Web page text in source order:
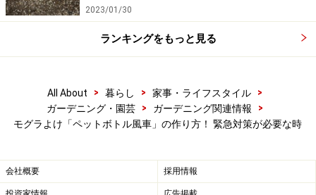
ったり、ビニールテープを巻いて装飾する場合は、
折り返す前に作業すると良いでしょう。
羽根ができあがったら、あらかじめ開けておいた穴
針金の後ろの方はペンチで丸めてストッパーに、キ
ャップ側の方は、5～10mmほど余裕を持たせて90度
に折り曲げます。
中空管にペットボトルにセットした針金を差し込ん
で、できあがりです。
2023/01/30
ランキングをもっと見る
All About > 暮らし > 家事・ライフスタイル
>
ガーデニング・園芸
> ガーデニング関連情報
>
モグラよけ「ペットボトル風車」の作り方！ 緊急対策が必要な時
会社概要 採用情報